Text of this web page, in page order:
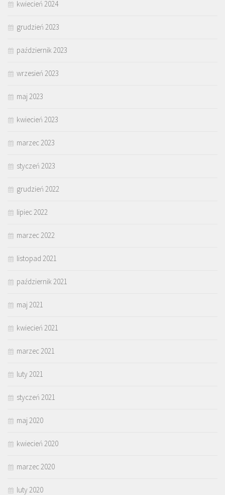
kwiecień 2024
grudzień 2023
październik 2023
wrzesień 2023
maj 2023
kwiecień 2023
marzec 2023
styczeń 2023
grudzień 2022
lipiec 2022
marzec 2022
listopad 2021
październik 2021
maj 2021
kwiecień 2021
marzec 2021
luty 2021
styczeń 2021
maj 2020
kwiecień 2020
marzec 2020
luty 2020